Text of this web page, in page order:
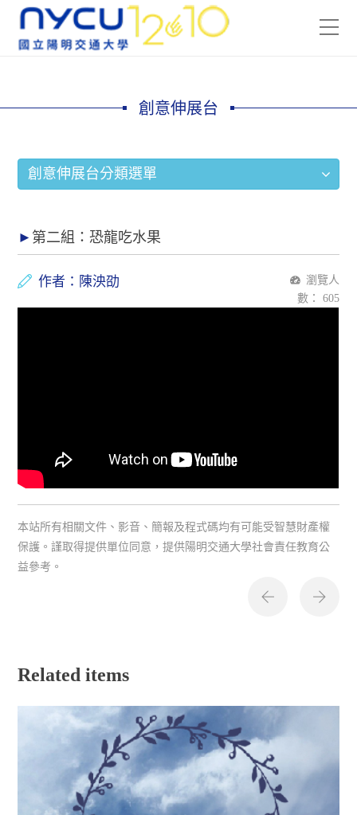
創意伸展台
創意伸展台分類選單
第二組：恐龍吃水果
作者：陳泱劭
瀏覽人
數： 605
本站所有相關文件、影音、簡報及程式碼均有可能受智慧財產權
保護。謹取得提供單位同意，提供陽明交通大學社會責任教育公
益參考。
Related items